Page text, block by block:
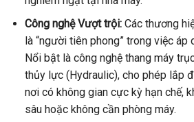
Công nghệ Vượt trội:Các thương
là “người tiên phong” trong việc áp
Nổi bật là công nghệ thang máy
thủy lực (Hydraulic), cho phép lắp
nơi có không gian cực kỳ hạn chế,
sâu hoặc không cần phòng máy.